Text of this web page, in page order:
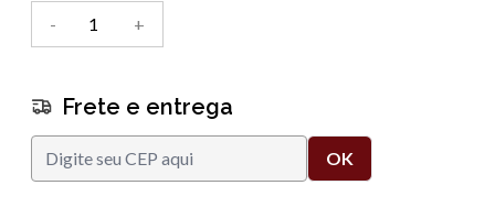
-
+
Frete e entrega